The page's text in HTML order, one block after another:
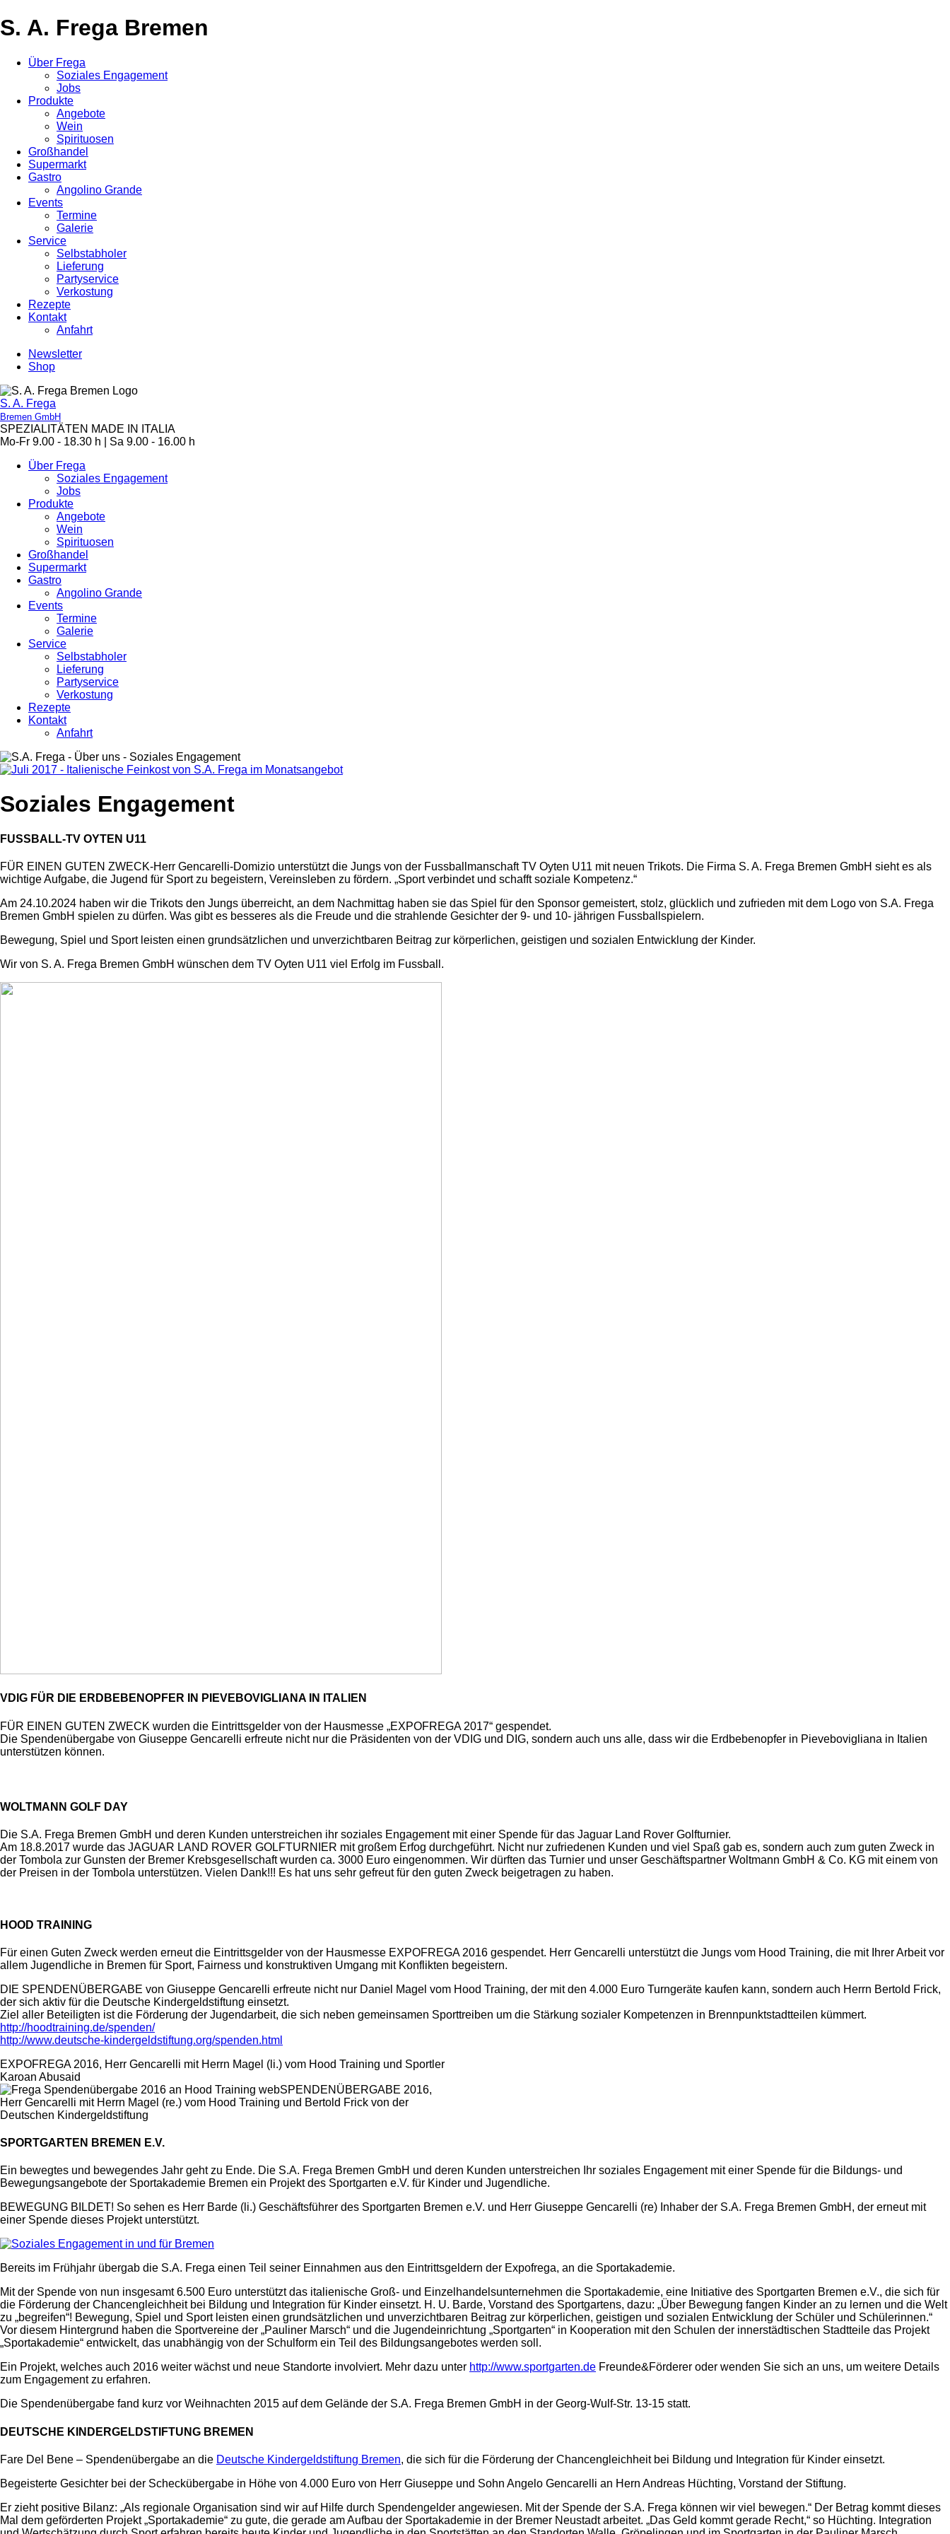
S. A. Frega Bremen
Über Frega
Soziales Engagement
Jobs
Produkte
Angebote
Wein
Spirituosen
Großhandel
Supermarkt
Gastro
Angolino Grande
Events
Termine
Galerie
Service
Selbstabholer
Lieferung
Partyservice
Verkostung
Rezepte
Kontakt
Anfahrt
Newsletter
Shop
S. A. Frega
Bremen GmbH
SPEZIALITÄTEN MADE IN ITALIA
Mo-Fr 9.00 - 18.30 h | Sa 9.00 - 16.00 h
Über Frega
Soziales Engagement
Jobs
Produkte
Angebote
Wein
Spirituosen
Großhandel
Supermarkt
Gastro
Angolino Grande
Events
Termine
Galerie
Service
Selbstabholer
Lieferung
Partyservice
Verkostung
Rezepte
Kontakt
Anfahrt
Soziales Engagement
FUSSBALL-TV OYTEN U11
FÜR EINEN GUTEN ZWECK-Herr Gencarelli-Domizio unterstützt die Jungs von der Fussballmanschaft TV Oyten U11 mit neuen Trikots. Die Firma S. A. Frega Bremen GmbH sieht es als
wichtige Aufgabe, die Jugend für Sport zu begeistern, Vereinsleben zu fördern. „Sport verbindet und schafft soziale Kompetenz.“
Am 24.10.2024 haben wir die Trikots den Jungs überreicht, an dem Nachmittag haben sie das Spiel für den Sponsor gemeistert, stolz, glücklich und zufrieden mit dem Logo von S.A. Frega
Bremen GmbH spielen zu dürfen. Was gibt es besseres als die Freude und die strahlende Gesichter der 9- und 10- jährigen Fussballspielern.
Bewegung, Spiel und Sport leisten einen grundsätzlichen und unverzichtbaren Beitrag zur körperlichen, geistigen und sozialen Entwicklung der Kinder.
Wir von S. A. Frega Bremen GmbH wünschen dem TV Oyten U11 viel Erfolg im Fussball.
VDIG FÜR DIE ERDBEBENOPFER IN PIEVEBOVIGLIANA IN ITALIEN
FÜR EINEN GUTEN ZWECK wurden die Eintrittsgelder von der Hausmesse „EXPOFREGA 2017“ gespendet.
Die Spendenübergabe von Giuseppe Gencarelli erfreute nicht nur die Präsidenten von der VDIG und DIG, sondern auch uns alle, dass wir die Erdbebenopfer in Pievebovigliana in Italien
unterstützen können.
WOLTMANN GOLF DAY
Die S.A. Frega Bremen GmbH und deren Kunden unterstreichen ihr soziales Engagement mit einer Spende für das Jaguar Land Rover Golfturnier.
Am 18.8.2017 wurde das JAGUAR LAND ROVER GOLFTURNIER mit großem Erfog durchgeführt. Nicht nur zufriedenen Kunden und viel Spaß gab es, sondern auch zum guten Zweck in
der Tombola zur Gunsten der Bremer Krebsgesellschaft wurden ca. 3000 Euro eingenommen. Wir dürften das Turnier und unser Geschäftspartner Woltmann GmbH & Co. KG mit einem von
der Preisen in der Tombola unterstützen. Vielen Dank!!! Es hat uns sehr gefreut für den guten Zweck beigetragen zu haben.
HOOD TRAINING
Für einen Guten Zweck werden erneut die Eintrittsgelder von der Hausmesse EXPOFREGA 2016 gespendet. Herr Gencarelli unterstützt die Jungs vom Hood Training, die mit Ihrer Arbeit vor
allem Jugendliche in Bremen für Sport, Fairness und konstruktiven Umgang mit Konflikten begeistern.
DIE SPENDENÜBERGABE von Giuseppe Gencarelli erfreute nicht nur Daniel Magel vom Hood Training, der mit den 4.000 Euro Turngeräte kaufen kann, sondern auch Herrn Bertold Frick,
der sich aktiv für die Deutsche Kindergeldstiftung einsetzt.
Ziel aller Beteiligten ist die Förderung der Jugendarbeit, die sich neben gemeinsamen Sporttreiben um die Stärkung sozialer Kompetenzen in Brennpunktstadtteilen kümmert.
http://hoodtraining.de/spenden/
http://www.deutsche-kindergeldstiftung.org/spenden.html
EXPOFREGA 2016, Herr Gencarelli mit Herrn Magel (li.) vom Hood Training und Sportler
Karoan Abusaid
SPENDENÜBERGABE 2016,
Herr Gencarelli mit Herrn Magel (re.) vom Hood Training und Bertold Frick von der
Deutschen Kindergeldstiftung
SPORTGARTEN BREMEN E.V.
Ein bewegtes und bewegendes Jahr geht zu Ende. Die S.A. Frega Bremen GmbH und deren Kunden unterstreichen Ihr soziales Engagement mit einer Spende für die Bildungs- und
Bewegungsangebote der Sportakademie Bremen ein Projekt des Sportgarten e.V. für Kinder und Jugendliche.
BEWEGUNG BILDET! So sehen es Herr Barde (li.) Geschäftsführer des Sportgarten Bremen e.V. und Herr Giuseppe Gencarelli (re) Inhaber der S.A. Frega Bremen GmbH, der erneut mit
einer Spende dieses Projekt unterstützt.
Bereits im Frühjahr übergab die S.A. Frega einen Teil seiner Einnahmen aus den Eintrittsgeldern der Expofrega, an die Sportakademie.
Mit der Spende von nun insgesamt 6.500 Euro unterstützt das italienische Groß- und Einzelhandelsunternehmen die Sportakademie, eine Initiative des Sportgarten Bremen e.V., die sich für
die Förderung der Chancengleichheit bei Bildung und Integration für Kinder einsetzt. H. U. Barde, Vorstand des Sportgartens, dazu: „Über Bewegung fangen Kinder an zu lernen und die Welt
zu „begreifen“! Bewegung, Spiel und Sport leisten einen grundsätzlichen und unverzichtbaren Beitrag zur körperlichen, geistigen und sozialen Entwicklung der Schüler und Schülerinnen.“
Vor diesem Hintergrund haben die Sportvereine der „Pauliner Marsch“ und die Jugendeinrichtung „Sportgarten“ in Kooperation mit den Schulen der innerstädtischen Stadtteile das Projekt
„Sportakademie“ entwickelt, das unabhängig von der Schulform ein Teil des Bildungsangebotes werden soll.
Ein Projekt, welches auch 2016 weiter wächst und neue Standorte involviert. Mehr dazu unter http://www.sportgarten.de Freunde&Förderer oder wenden Sie sich an uns, um weitere Details
zum Engagement zu erfahren.
Die Spendenübergabe fand kurz vor Weihnachten 2015 auf dem Gelände der S.A. Frega Bremen GmbH in der Georg-Wulf-Str. 13-15 statt.
DEUTSCHE KINDERGELDSTIFTUNG BREMEN
Fare Del Bene – Spendenübergabe an die Deutsche Kindergeldstiftung Bremen, die sich für die Förderung der Chancengleichheit bei Bildung und Integration für Kinder einsetzt.
Begeisterte Gesichter bei der Scheckübergabe in Höhe von 4.000 Euro von Herr Giuseppe und Sohn Angelo Gencarelli an Hern Andreas Hüchting, Vorstand der Stiftung.
Er zieht positive Bilanz: „Als regionale Organisation sind wir auf Hilfe durch Spendengelder angewiesen. Mit der Spende der S.A. Frega können wir viel bewegen.“ Der Betrag kommt dieses
Mal dem geförderten Projekt „Sportakademie“ zu gute, die gerade am Aufbau der Sportakademie in der Bremer Neustadt arbeitet. „Das Geld kommt gerade Recht,“ so Hüchting. Integration